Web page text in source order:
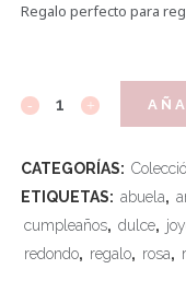
Regalo perfecto para
CATEGORÍAS:
ETIQUETAS: abuela,
cumpleaños, dulce,
redondo, regalo, rosa,